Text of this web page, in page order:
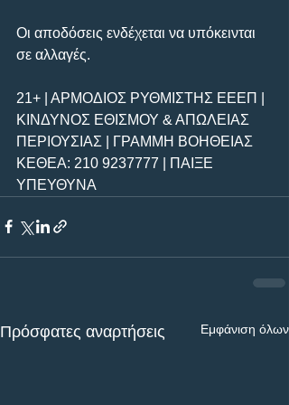
Οι αποδόσεις ενδέχεται να υπόκεινται
σε αλλαγές.
21+ | ΑΡΜΟΔΙΟΣ ΡΥΘΜΙΣΤΗΣ ΕΕΕΠ |
ΚΙΝΔΥΝΟΣ ΕΘΙΣΜΟΥ & ΑΠΩΛΕΙΑΣ
ΠΕΡΙΟΥΣΙΑΣ | ΓΡΑΜΜΗ ΒΟΗΘΕΙΑΣ
ΚΕΘΕΑ: 210 9237777 | ΠΑΙΞΕ
ΥΠΕΥΘΥΝΑ
Πρόσφατες αναρτήσεις Εμφάνιση όλων